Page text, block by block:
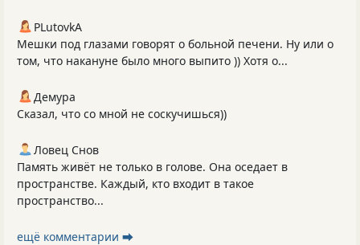
PLutоvkА
Мешки под глазами говорят о больной печени. Ну или о
том, что накануне было много выпито )) Хотя о...
Демура
Сказал, что со мной не соскучишься))
Ловец Снов
Память живёт не только в голове. Она оседает в
пространстве. Каждый, кто входит в такое
пространство...
ещё комментарии ⮕